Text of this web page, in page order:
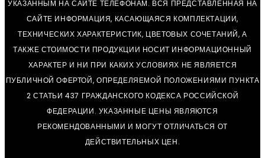
УКАЗАННЫМ НА САЙТЕ ТЕЛЕФОНАМ. ВСЯ ПРЕДСТАВЛЕННАЯ НА
САЙТЕ ИНФОРМАЦИЯ, КАСАЮЩАЯСЯ КОМПЛЕКТАЦИИ,
ТЕХНИЧЕСКИХ ХАРАКТЕРИСТИК, ЦВЕТОВЫХ СОЧЕТАНИЙ, А
ТАКЖЕ СТОИМОСТИ ПРОДУКЦИИ НОСИТ ИНФОРМАЦИОННЫЙ
ХАРАКТЕР И НИ ПРИ КАКИХ УСЛОВИЯХ НЕ ЯВЛЯЕТСЯ
ПУБЛИЧНОЙ ОФЕРТОЙ, ОПРЕДЕЛЯЕМОЙ ПОЛОЖЕНИЯМИ ПУНКТА
2 СТАТЬИ 437 ГРАЖДАНСКОГО КОДЕКСА РОССИЙСКОЙ
ФЕДЕРАЦИИ. УКАЗАННЫЕ ЦЕНЫ ЯВЛЯЮТСЯ
РЕКОМЕНДОВАННЫМИ И МОГУТ ОТЛИЧАТЬСЯ ОТ
ДЕЙСТВИТЕЛЬНЫХ ЦЕН.